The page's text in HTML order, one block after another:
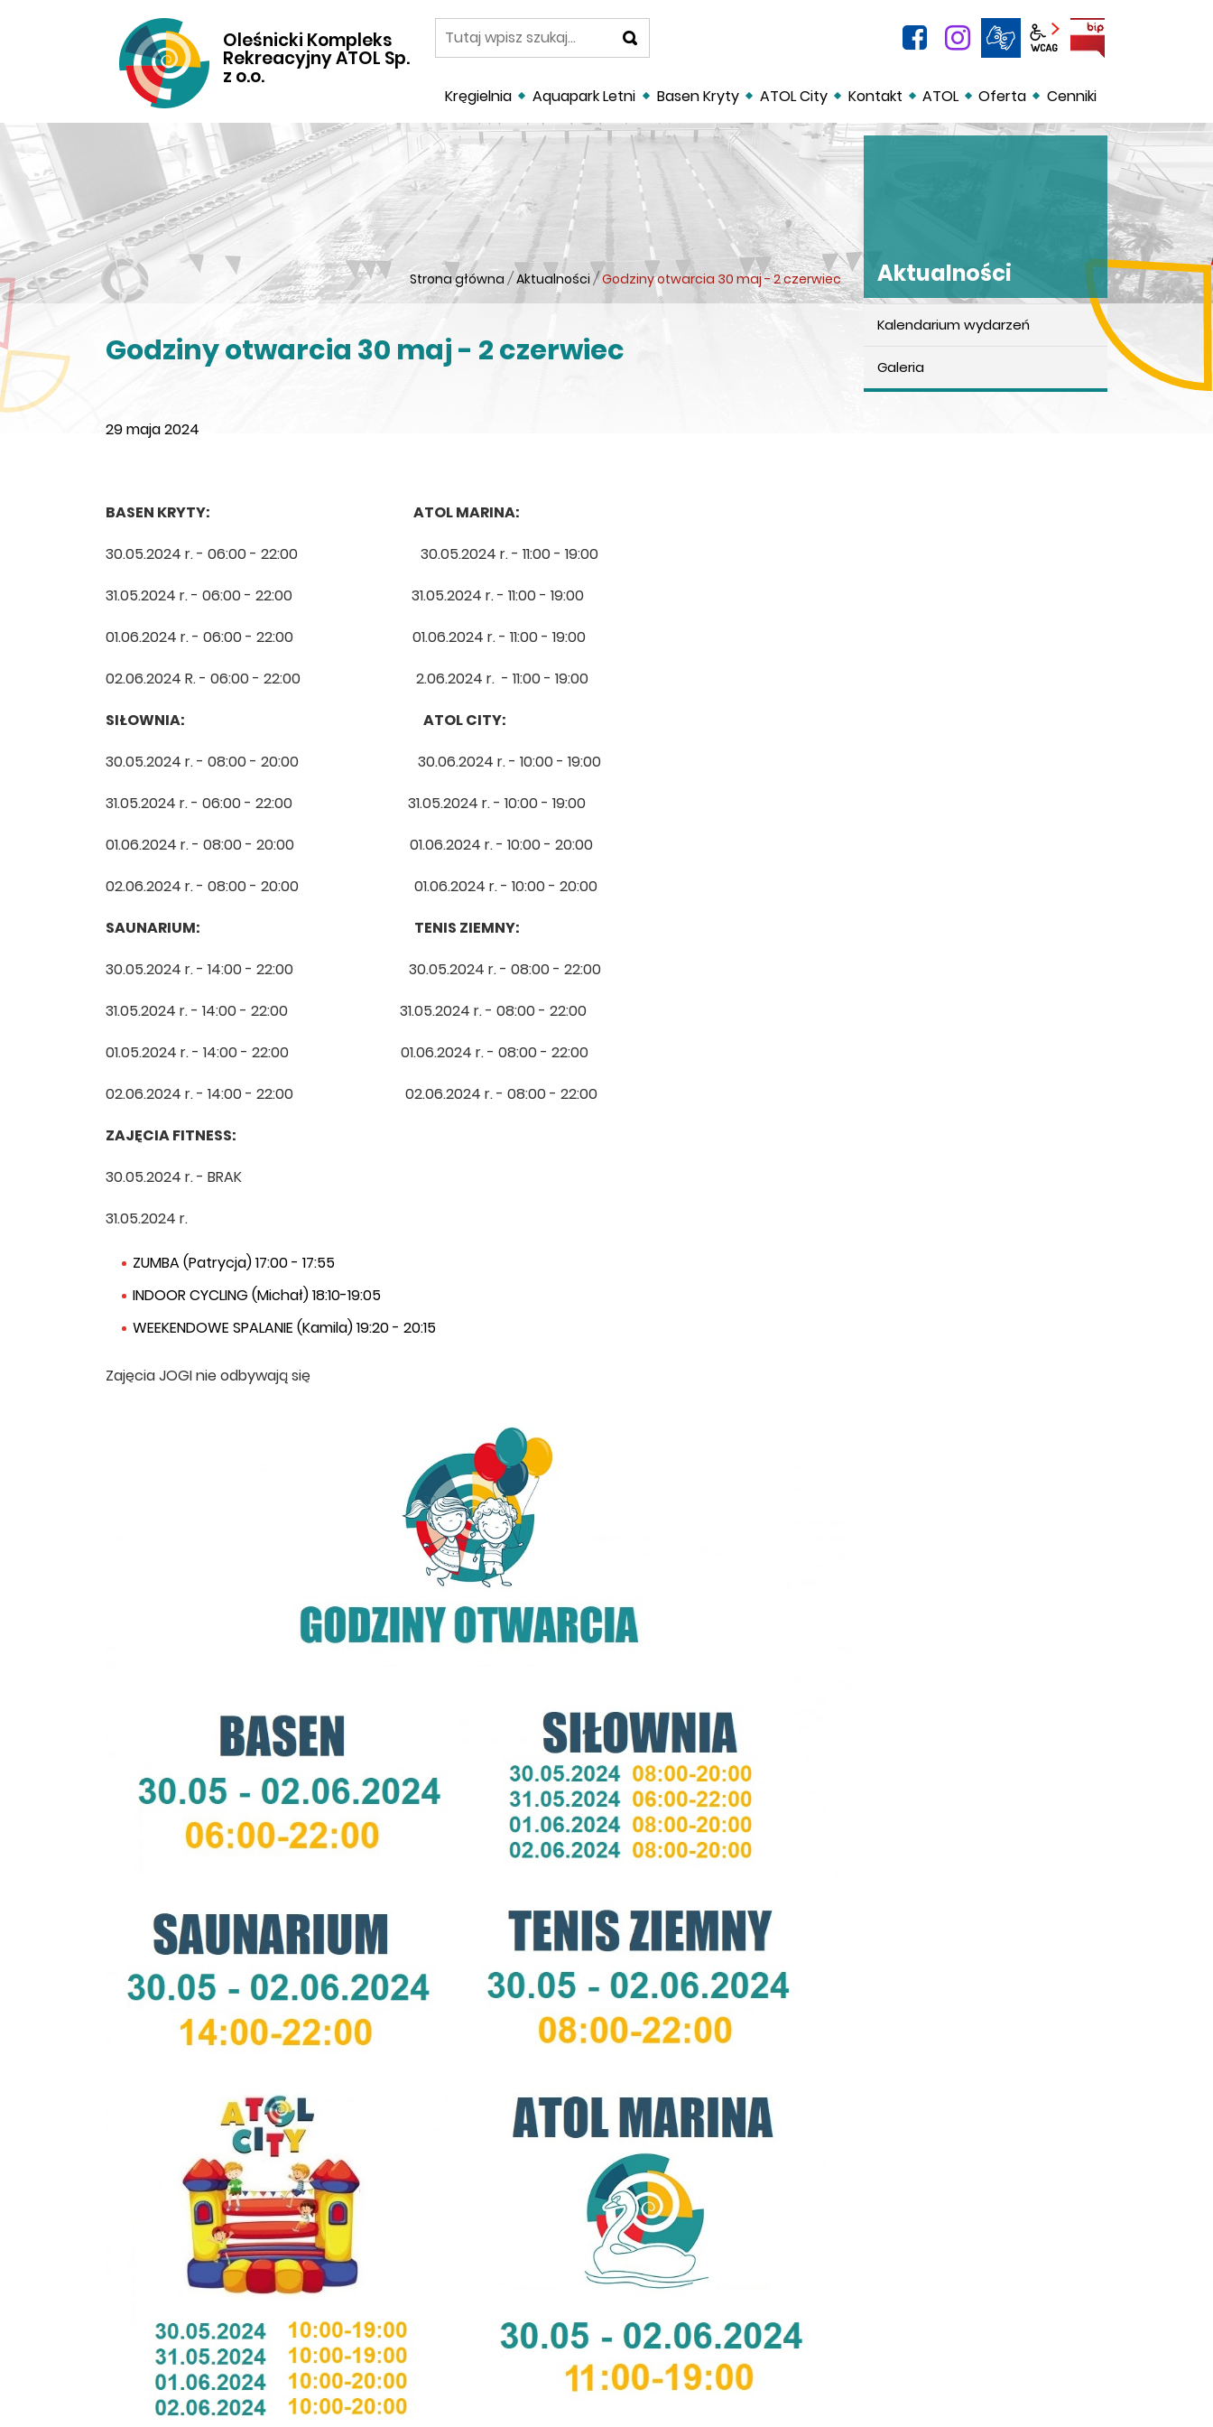
Oleśnicki Kompleks
Rekreacyjny ATOL Sp.
z o.o.
szukaj facebookinstagram
Panel wcag
Kręgielnia Aquapark Letni Basen Kryty ATOL City Kontakt ATOL Oferta Cenniki
Strona główna / Aktualności / Godziny otwarcia 30 maj - 2 czerwiec Aktualności
Godziny otwarcia 30 maj - 2 czerwiec
29 maja 2024
BASEN KRYTY: ATOL MARINA:
30.05.2024 r. - 06:00 - 22:00 30.05.2024 r. - 11:00 - 19:00
31.05.2024 r. - 06:00 - 22:00 31.05.2024 r. - 11:00 - 19:00
01.06.2024 r. - 06:00 - 22:00 01.06.2024 r. - 11:00 - 19:00
02.06.2024 R. - 06:00 - 22:00 2.06.2024 r. - 11:00 - 19:00
SIŁOWNIA: ATOL CITY:
30.05.2024 r. - 08:00 - 20:00 30.06.2024 r. - 10:00 - 19:00
31.05.2024 r. - 06:00 - 22:00 31.05.2024 r. - 10:00 - 19:00
01.06.2024 r. - 08:00 - 20:00 01.06.2024 r. - 10:00 - 20:00
02.06.2024 r. - 08:00 - 20:00 01.06.2024 r. - 10:00 - 20:00
SAUNARIUM: TENIS ZIEMNY:
30.05.2024 r. - 14:00 - 22:00 30.05.2024 r. - 08:00 - 22:00
31.05.2024 r. - 14:00 - 22:00 31.05.2024 r. - 08:00 - 22:00
01.05.2024 r. - 14:00 - 22:00 01.06.2024 r. - 08:00 - 22:00
02.06.2024 r. - 14:00 - 22:00 02.06.2024 r. - 08:00 - 22:00
ZAJĘCIA FITNESS:
30.05.2024 r. - BRAK
31.05.2024 r.
ZUMBA (Patrycja) 17:00 - 17:55
INDOOR CYCLING (Michał) 18:10-19:05
WEEKENDOWE SPALANIE (Kamila) 19:20 - 20:15
Zajęcia JOGI nie odbywają się
Aktualności
Kalendarium wydarzeń
Galeria